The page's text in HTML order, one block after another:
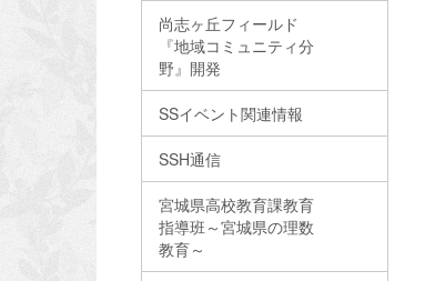
尚志ヶ丘フィールド
『地域コミュニティ分
野』開発
SSイベント関連情報
SSH通信
宮城県高校教育課教育
指導班～宮城県の理数
教育～